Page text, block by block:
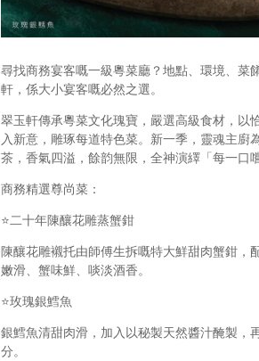
尋找商務宴客嘅一級粵菜廳？地點、環境、菜
軒，係大小宴客嘅必然之選。
翠玉軒傳承粵菜文化瑰寶，嚴選高級食材，以
入新意，雕琢每道特色菜。新一季，靈魂主
茶，香氣四溢，餘韵無限，全神演繹「每一口
商務精選尊尚菜：
⭐️二十年陳釀花雕蒸蟹鉗
陳釀花雕襯托由師傅生拆嘅特大鮮甜肉蟹鉗，
嫩滑、蟹味鮮、啖淡酒香。
⭐️玫瑰銀鱈魚
銀鱈魚清甜肉滑，加入以秘製天然醬汁醃製，
分。